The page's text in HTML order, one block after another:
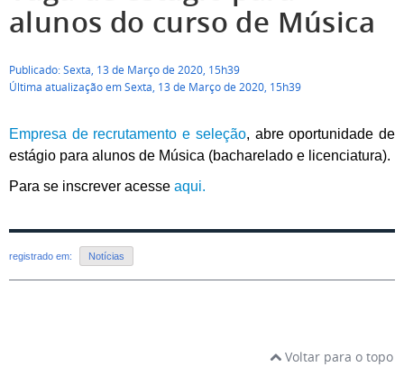
alunos do curso de Música
Publicado: Sexta, 13 de Março de 2020, 15h39
Última atualização em Sexta, 13 de Março de 2020, 15h39
Empresa de recrutamento e seleção, abre oportunidade de
estágio para alunos de Música (bacharelado e licenciatura).
Para se inscrever acesse aqui.
registrado em: Notícias
Voltar para o topo